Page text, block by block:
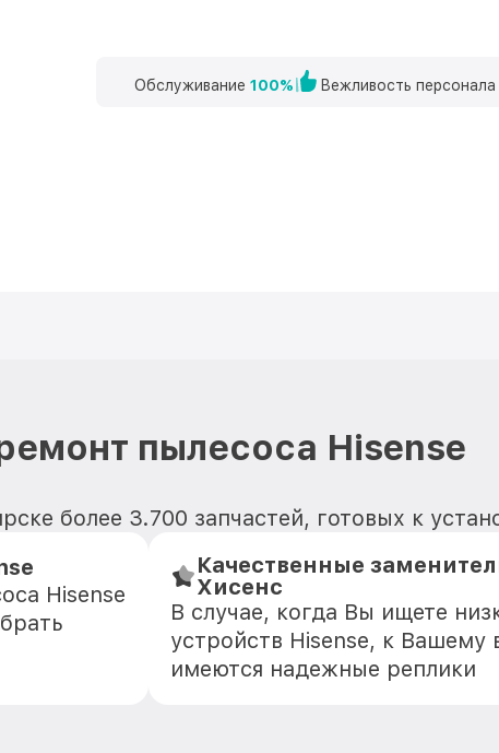
Обслуживание 100% Вежливость персонала
пылесоса Hisense
более 3.700 запчастей, готовых к
Hisense
Качественные
Хисенс
В случае, когда Вы ищете
устройств Hisense, к Вашему
имеются надежные реплики